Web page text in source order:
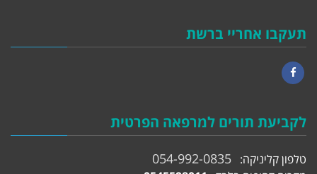
תעקבו אחריי ברשת
לקביעת תורים למרפאה הפרטית
טלפון קליניקה: 054-992-0835